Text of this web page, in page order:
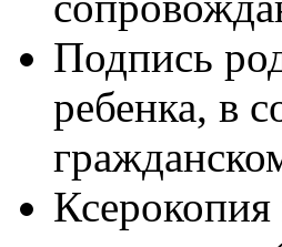
Подпись
ребенка, в
Ксерокопия